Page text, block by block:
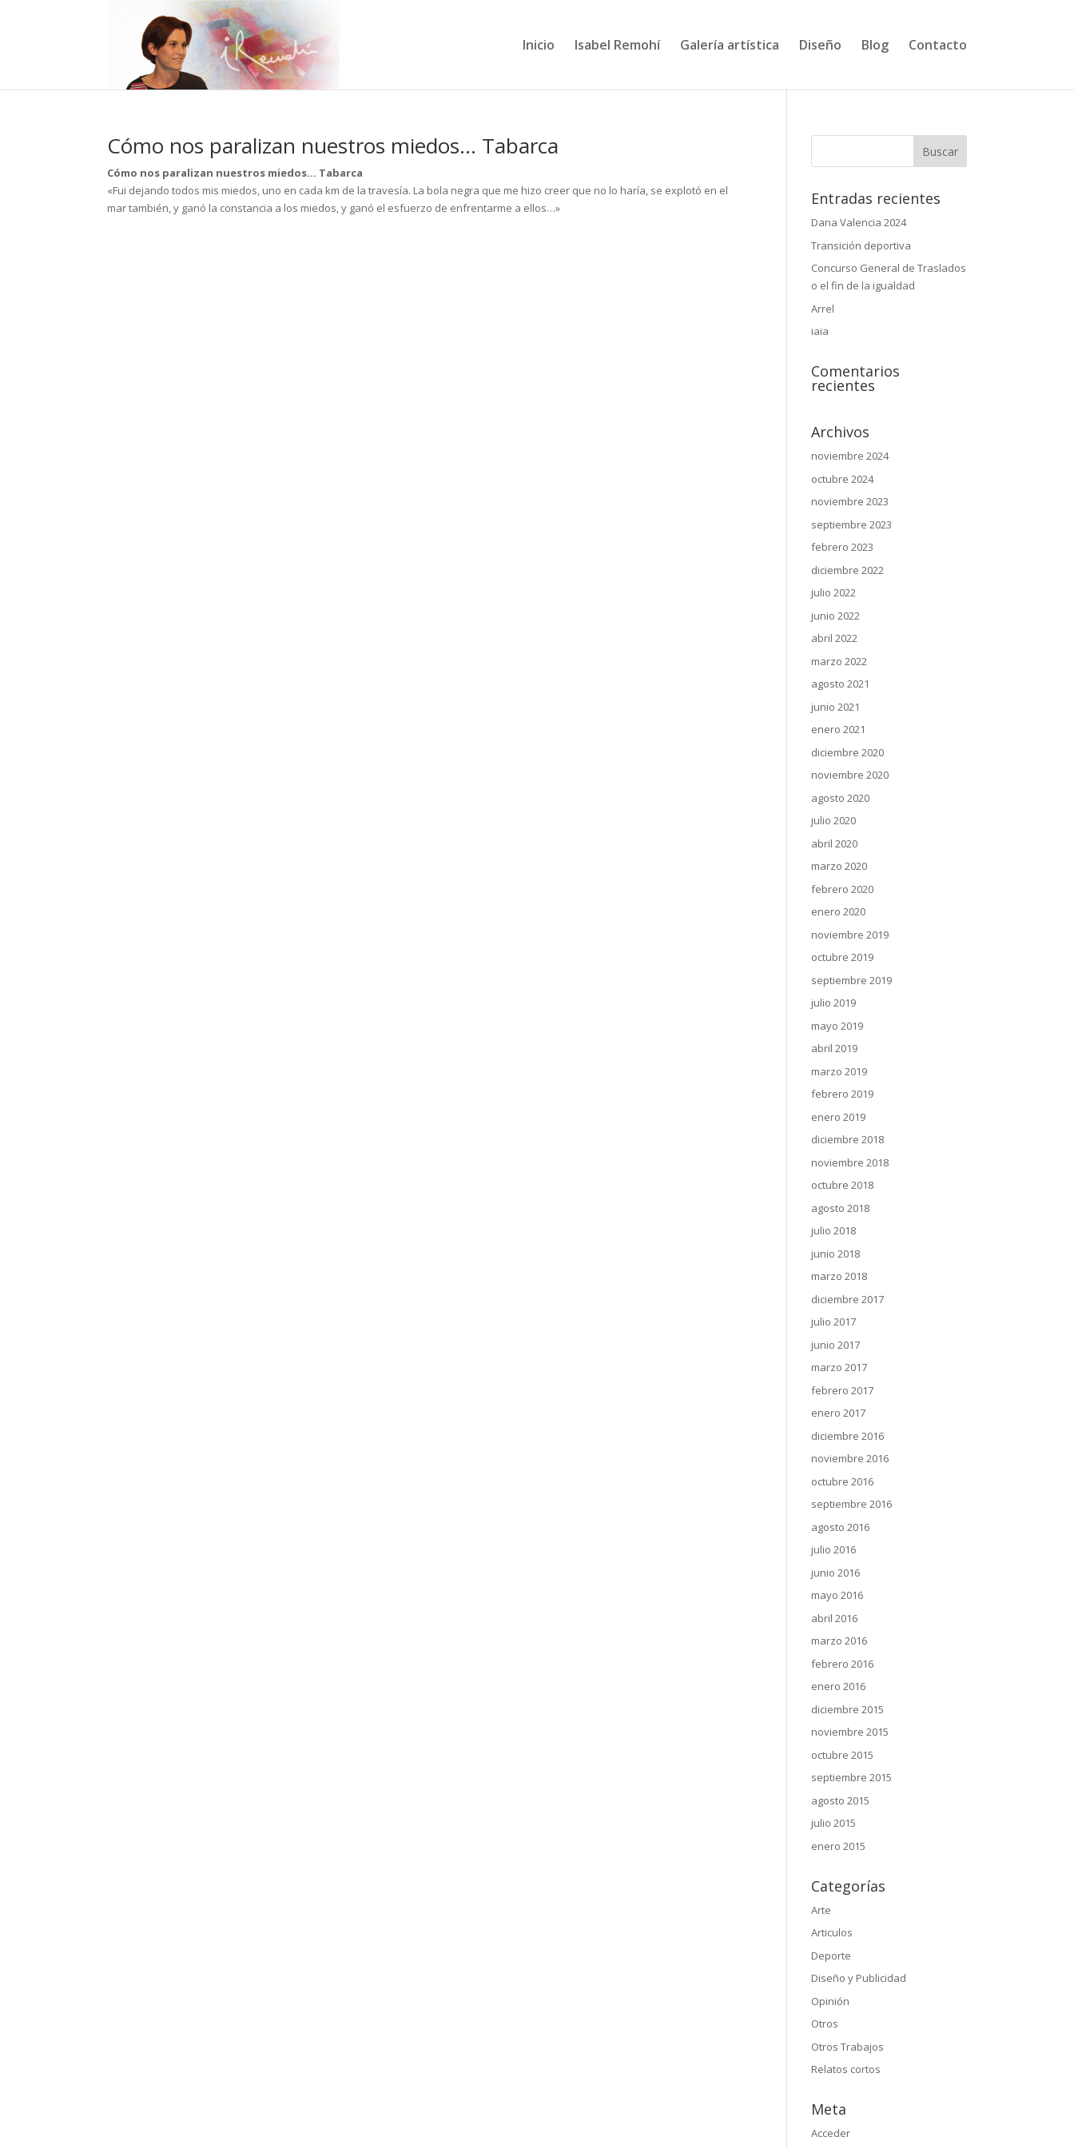
Inicio Isabel Remohí Galería artística Diseño Blog Contacto
Cómo nos paralizan nuestros miedos… Tabarca
Cómo nos paralizan nuestros miedos… Tabarca
«Fui dejando todos mis miedos, uno en cada km de la travesía. La bola negra que me hizo creer que no lo haría, se explotó en el
mar también, y ganó la constancia a los miedos, y ganó el esfuerzo de enfrentarme a ellos…»
Entradas recientes
Dana Valencia 2024
Transición deportiva
Concurso General de Traslados
o el fin de la igualdad
Arrel
iaia
Comentarios
recientes
Archivos
noviembre 2024
octubre 2024
noviembre 2023
septiembre 2023
febrero 2023
diciembre 2022
julio 2022
junio 2022
abril 2022
marzo 2022
agosto 2021
junio 2021
enero 2021
diciembre 2020
noviembre 2020
agosto 2020
julio 2020
abril 2020
marzo 2020
febrero 2020
enero 2020
noviembre 2019
octubre 2019
septiembre 2019
julio 2019
mayo 2019
abril 2019
marzo 2019
febrero 2019
enero 2019
diciembre 2018
noviembre 2018
octubre 2018
agosto 2018
julio 2018
junio 2018
marzo 2018
diciembre 2017
julio 2017
junio 2017
marzo 2017
febrero 2017
enero 2017
diciembre 2016
noviembre 2016
octubre 2016
septiembre 2016
agosto 2016
julio 2016
junio 2016
mayo 2016
abril 2016
marzo 2016
febrero 2016
enero 2016
diciembre 2015
noviembre 2015
octubre 2015
septiembre 2015
agosto 2015
julio 2015
enero 2015
Categorías
Arte
Articulos
Deporte
Diseño y Publicidad
Opinión
Otros
Otros Trabajos
Relatos cortos
Meta
Acceder